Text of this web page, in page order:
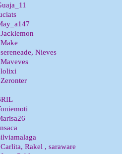
Nieves
lolixi
Rakel , saraware